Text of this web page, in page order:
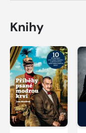
Knihy